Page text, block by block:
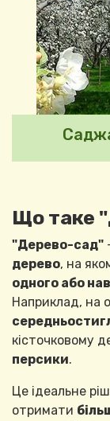
Що таке
"Дерево-сад"
дерево, на
одного або
Наприклад, на
кісточковому
персики.
Це ідеальне
отримати